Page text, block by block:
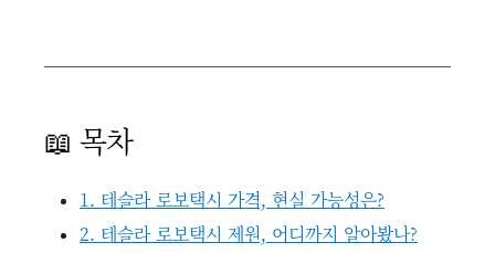
📖 목차
1. 테슬라 로보택시 가격, 현실 가능성은?
2. 테슬라 로보택시 제원, 어디까지 알아봤나?